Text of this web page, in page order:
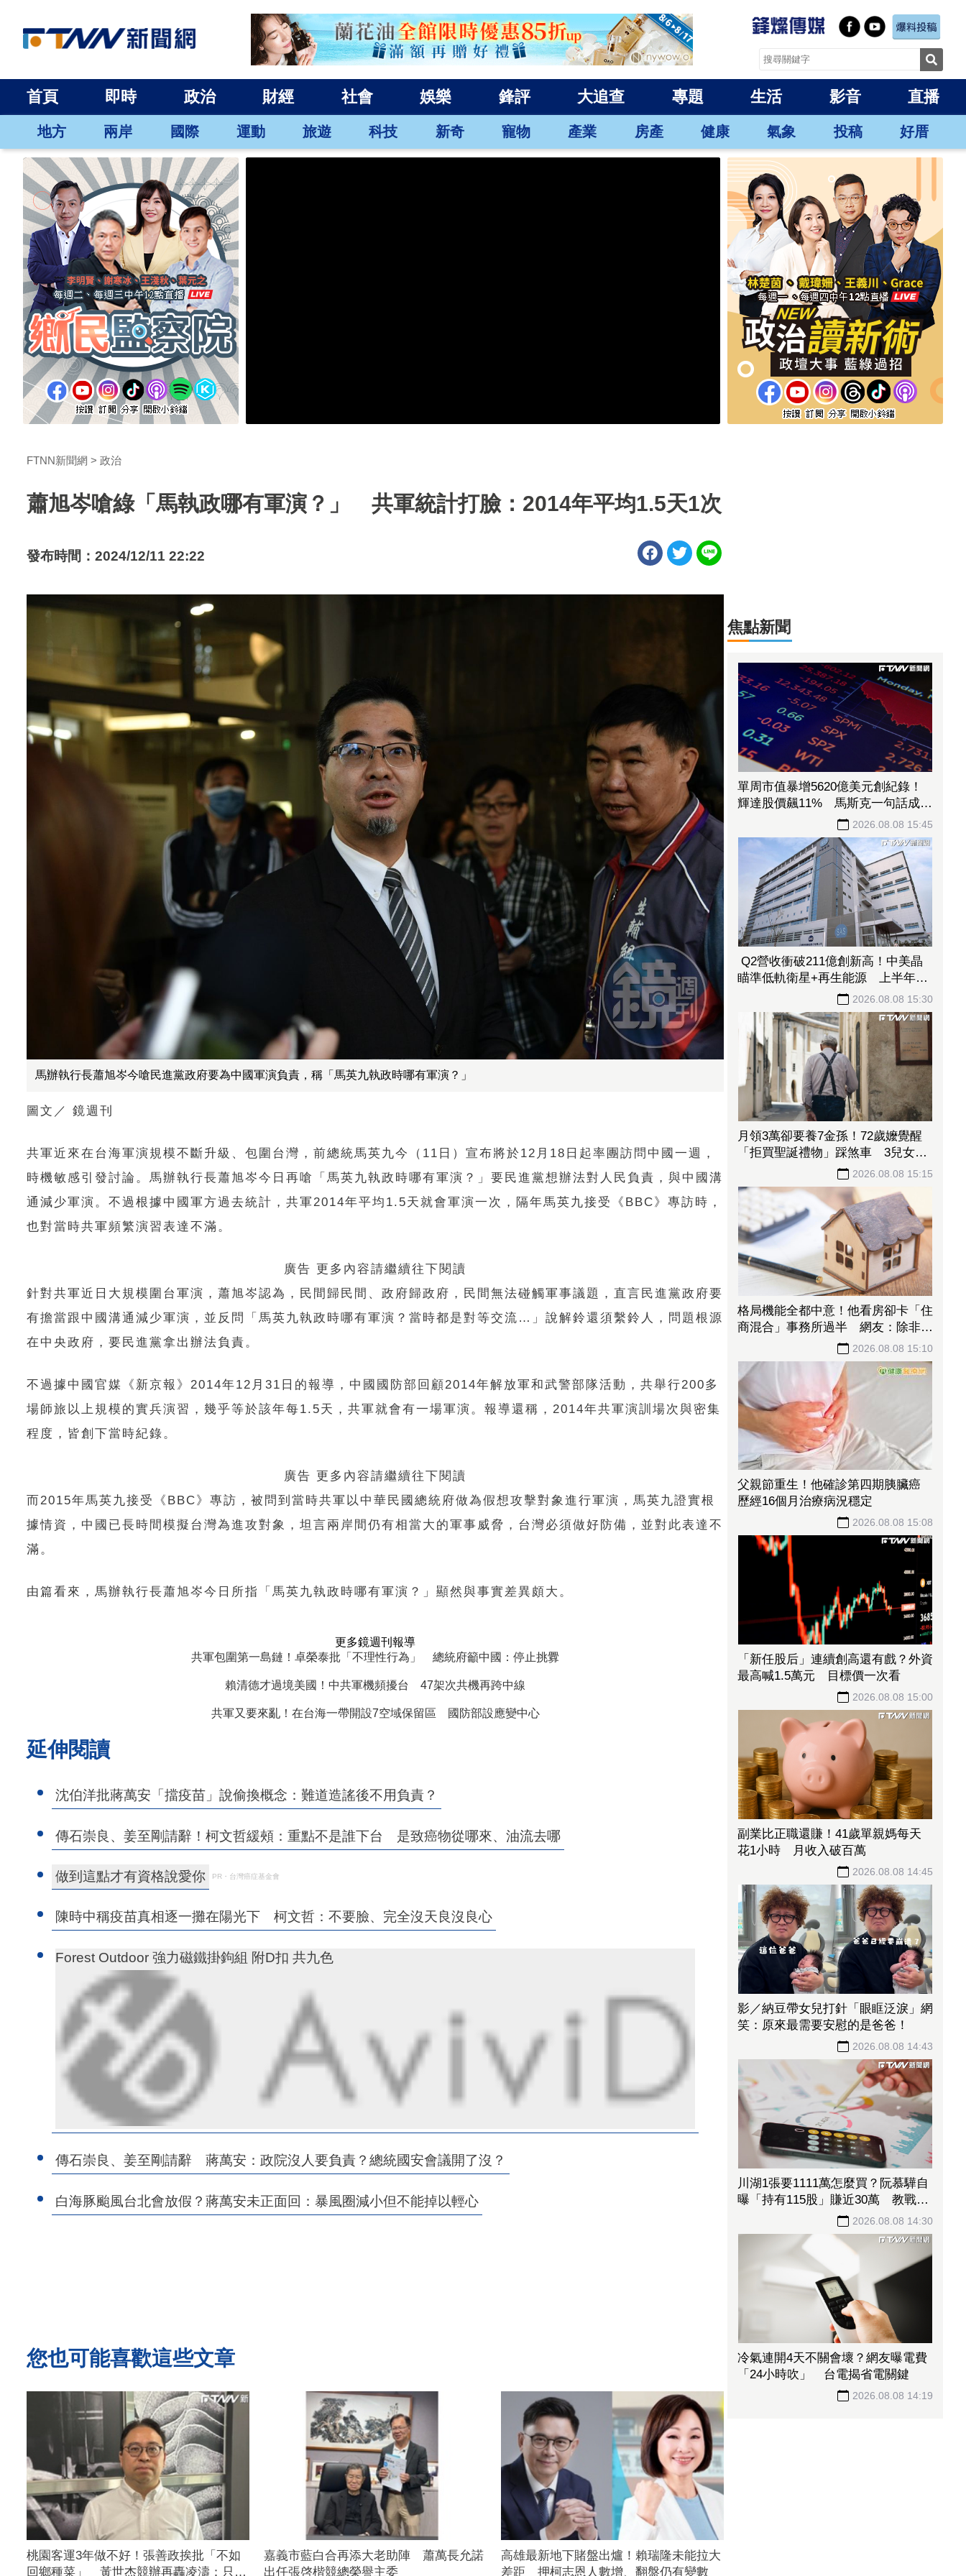
首頁 即時 政治 財經 社會 娛樂 鋒評 大追查 專題 生活 影音 直播
地方 兩岸 國際 運動 旅遊 科技 新奇 寵物 產業 房產 健康 氣象 投稿 好厝
FTNN新聞網 政治
蕭旭岑嗆綠「馬執政哪有軍演？」 共軍統計打臉：2014年平均1.5天1次
發布時間：2024/12/11 22:22
馬辦執行長蕭旭岑今嗆民進黨政府要為中國軍演負責，稱「馬英九執政時哪有軍演？」
圖文／ 鏡週刊
共軍近來在台海軍演規模不斷升級、包圍台灣，前總統馬英九今（11日）宣布將於12月18日起率團訪問中國一週，
時機敏感引發討論。馬辦執行長蕭旭岑今日再嗆「馬英九執政時哪有軍演？」要民進黨想辦法對人民負責，與中國溝
通減少軍演。不過根據中國軍方過去統計，共軍2014年平均1.5天就會軍演一次，隔年馬英九接受《BBC》專訪時，
也對當時共軍頻繁演習表達不滿。
廣告 更多內容請繼續往下閱讀
針對共軍近日大規模圍台軍演，蕭旭岑認為，民間歸民間、政府歸政府，民間無法碰觸軍事議題，直言民進黨政府要
有擔當跟中國溝通減少軍演，並反問「馬英九執政時哪有軍演？當時都是對等交流…」說解鈴還須繫鈴人，問題根源
在中央政府，要民進黨拿出辦法負責。
不過據中國官媒《新京報》2014年12月31日的報導，中國國防部回顧2014年解放軍和武警部隊活動，共舉行200多
場師旅以上規模的實兵演習，幾乎等於該年每1.5天，共軍就會有一場軍演。報導還稱，2014年共軍演訓場次與密集
程度，皆創下當時紀錄。
廣告 更多內容請繼續往下閱讀
而2015年馬英九接受《BBC》專訪，被問到當時共軍以中華民國總統府做為假想攻擊對象進行軍演，馬英九證實根
據情資，中國已長時間模擬台灣為進攻對象，坦言兩岸間仍有相當大的軍事威脅，台灣必須做好防備，並對此表達不
滿。
由篇看來，馬辦執行長蕭旭岑今日所指「馬英九執政時哪有軍演？」顯然與事實差異頗大。
更多鏡週刊報導
共軍包圍第一島鏈！卓榮泰批「不理性行為」 總統府籲中國：停止挑釁
賴清德才過境美國！中共軍機頻擾台 47架次共機再跨中線
共軍又要來亂！在台海一帶開設7空域保留區 國防部設應變中心
延伸閱讀
沈伯洋批蔣萬安「擋疫苗」說偷換概念：難道造謠後不用負責？
傳石崇良、姜至剛請辭！柯文哲緩頰：重點不是誰下台 是致癌物從哪來、油流去哪
做到這點才有資格說愛你 PR・台灣癌症基金會
陳時中稱疫苗真相逐一攤在陽光下 柯文哲：不要臉、完全沒天良沒良心
Forest Outdoor 強力磁鐵掛鉤組 附D扣 共九色
傳石崇良、姜至剛請辭 蔣萬安：政院沒人要負責？總統國安會議開了沒？
白海豚颱風台北會放假？蔣萬安未正面回：暴風圈減小但不能掉以輕心
您也可能喜歡這些文章
桃園客運3年做不好！張善政挨批「不如
回鄉種菜」 黃世杰競辦再轟凌濤：只會
嘉義市藍白合再添大老助陣 蕭萬長允諾
出任張啓楷競總榮譽主委
高雄最新地下賭盤出爐！賴瑞隆未能拉大
差距 押柯志恩人數增、翻盤仍有變數
焦點新聞
單周市值暴增5620億美元創紀錄！
輝達股價飆11% 馬斯克一句話成助
2026.08.08 15:45
Q2營收衝破211億創新高！中美晶
瞄準低軌衛星+再生能源 上半年
2026.08.08 15:30
月領3萬卻要養7金孫！72歲嬤覺醒
「拒買聖誕禮物」踩煞車 3兒女現
2026.08.08 15:15
格局機能全都中意！他看房卻卡「住
商混合」事務所過半 網友：除非夠
2026.08.08 15:10
父親節重生！他確診第四期胰臟癌
歷經16個月治療病況穩定
2026.08.08 15:08
「新任股后」連續創高還有戲？外資
最高喊1.5萬元 目標價一次看
2026.08.08 15:00
副業比正職還賺！41歲單親媽每天
花1小時 月收入破百萬
2026.08.08 14:45
影／納豆帶女兒打針「眼眶泛淚」網
笑：原來最需要安慰的是爸爸！
2026.08.08 14:43
川湖1張要1111萬怎麼買？阮慕驊自
曝「持有115股」賺近30萬 教戰小
資族：報酬率不會變 2026.08.08 14:30
冷氣連開4天不關會壞？網友曝電費
「24小時吹」 台電揭省電關鍵
2026.08.08 14:19